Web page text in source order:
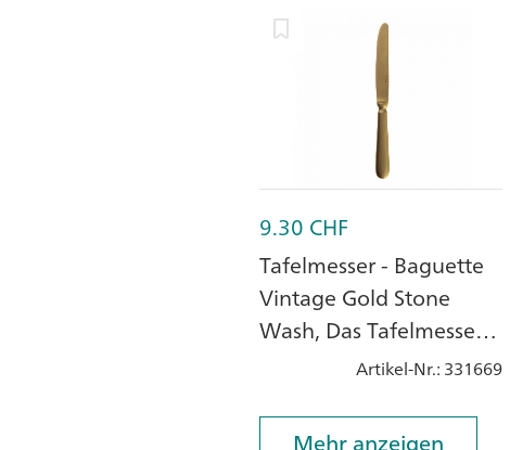
9.30 CHF
Tafelmesser - Baguette
Vintage Gold Stone
Wash, Das Tafelmesser
Baguette Vintage in
Artikel-Nr.: 331669